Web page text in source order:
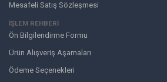
Mesafeli Satış Sözleşmesi
İŞLEM REHBERİ
Ön Bilgilendirme Formu
Ürün Alışveriş Aşamaları
Ödeme Seçenekleri